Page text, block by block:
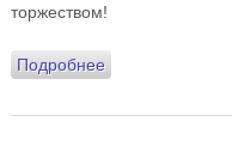
торжеством!
Подробнеео Дневник
сборы в